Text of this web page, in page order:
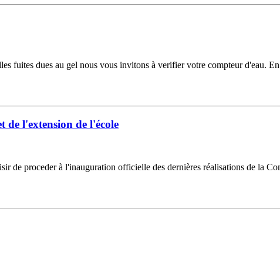
fuites dues au gel nous vous invitons à verifier votre compteur d'eau.
l'extension de l'école
de proceder à l'inauguration officielle des dernières réalisations de la